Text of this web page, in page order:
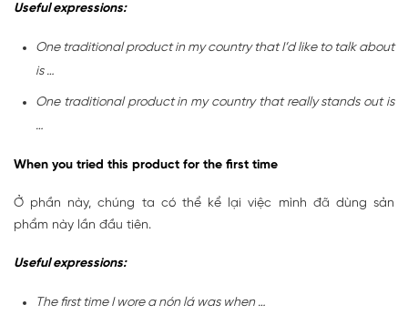
Useful expressions:
One traditional product in my country that I’d like to talk about
is …
One traditional product in my country that really stands out is
…
When you tried this product for the first time
Ở phần này, chúng ta có thể kể lại việc mình đã dùng sản
phẩm này lần đầu tiên.
Useful expressions:
The first time I wore a nón lá was when …